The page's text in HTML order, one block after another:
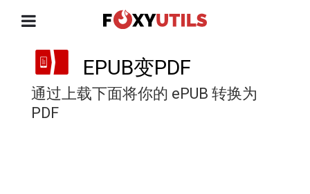
EPUB变PDF
通过上载下面将你的 ePUB 转换为
PDF